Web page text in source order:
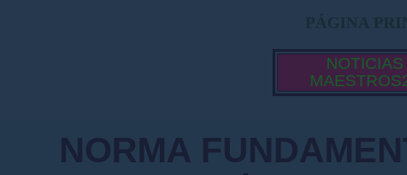
PÁGINA
NOTICIAS
NORMA